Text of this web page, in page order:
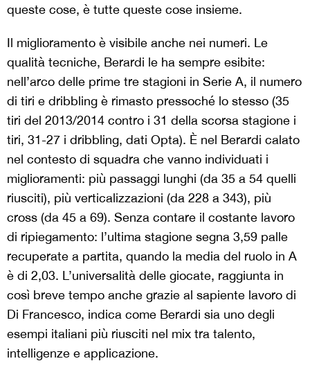
queste cose, è tutte queste cose insieme.
Il miglioramento è visibile anche nei numeri. Le
qualità tecniche, Berardi le ha sempre esibite:
nell’arco delle prime tre stagioni in Serie A, il numero
di tiri e dribbling è rimasto pressoché lo stesso (35
tiri del 2013/2014 contro i 31 della scorsa stagione i
tiri, 31-27 i dribbling, dati Opta). È nel Berardi calato
nel contesto di squadra che vanno individuati i
miglioramenti: più passaggi lunghi (da 35 a 54 quelli
riusciti), più verticalizzazioni (da 228 a 343), più
cross (da 45 a 69). Senza contare il costante lavoro
di ripiegamento: l’ultima stagione segna 3,59 palle
recuperate a partita, quando la media del ruolo in A
è di 2,03. L’universalità delle giocate, raggiunta in
così breve tempo anche grazie al sapiente lavoro di
Di Francesco, indica come Berardi sia uno degli
esempi italiani più riusciti nel mix tra talento,
intelligenze e applicazione.